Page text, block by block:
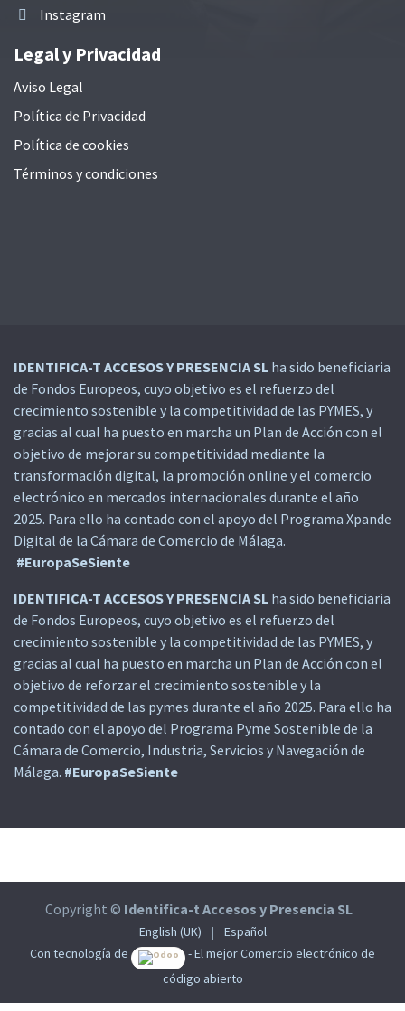
Instagram
Legal y Privacidad
Aviso Legal
Política de Privacidad
Política de cookies
Términos y condiciones
IDENTIFICA-T ACCESOS Y PRESENCIA SL ha sido beneficiaria
de Fondos Europeos, cuyo objetivo es el refuerzo del
crecimiento sostenible y la competitividad de las PYMES, y
gracias al cual ha puesto en marcha un Plan de Acción con el
objetivo de mejorar su competitividad mediante la
transformación digital, la promoción online y el comercio
electrónico en mercados internacionales durante el año
2025. Para ello ha contado con el apoyo del Programa Xpande
Digital de la Cámara de Comercio de Málaga.
#EuropaSeSiente
IDENTIFICA-T ACCESOS Y PRESENCIA SL ha sido beneficiaria
de Fondos Europeos, cuyo objetivo es el refuerzo del
crecimiento sostenible y la competitividad de las PYMES, y
gracias al cual ha puesto en marcha un Plan de Acción con el
objetivo de reforzar el crecimiento sostenible y la
competitividad de las pymes durante el año 2025. Para ello ha
contado con el apoyo del Programa Pyme Sostenible de la
Cámara de Comercio, Industria, Servicios y Navegación de
Málaga. #EuropaSeSiente
Copyright © Identifica-t Accesos y Presencia SL
English (UK) |
Español
Con tecnología de
- El mejorComercio electrónico de
código abierto